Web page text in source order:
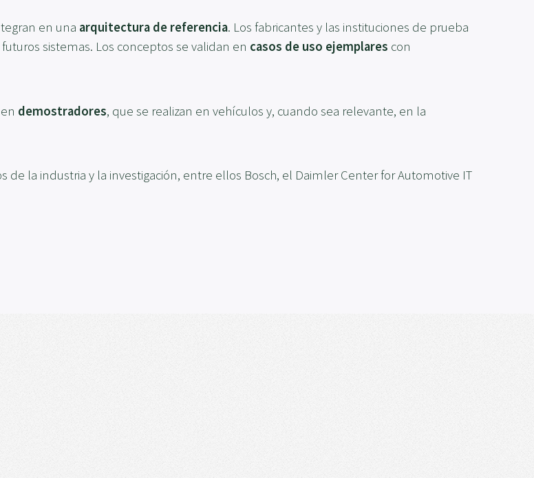
en una arquitectura de referencia. Los fabricantes y las instituciones de prueba
sistemas. Los conceptos se validan en casos de uso ejemplares con
demostradores, que se realizan en vehículos y, cuando sea relevante, en la
de la industria y la investigación, entre ellos Bosch, el Daimler Center for Automotive IT